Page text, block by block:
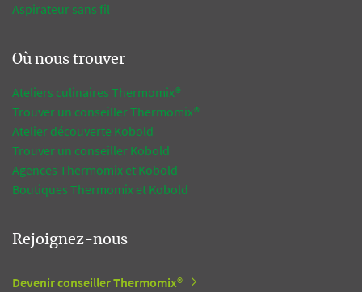
Aspirateur sans fil
Où nous trouver
Ateliers culinaires Thermomix®
Trouver un conseiller Thermomix®
Atelier découverte Kobold
Trouver un conseiller Kobold
Agences Thermomix et Kobold
Boutiques Thermomix et Kobold
Rejoignez-nous
Devenir conseiller Thermomix®